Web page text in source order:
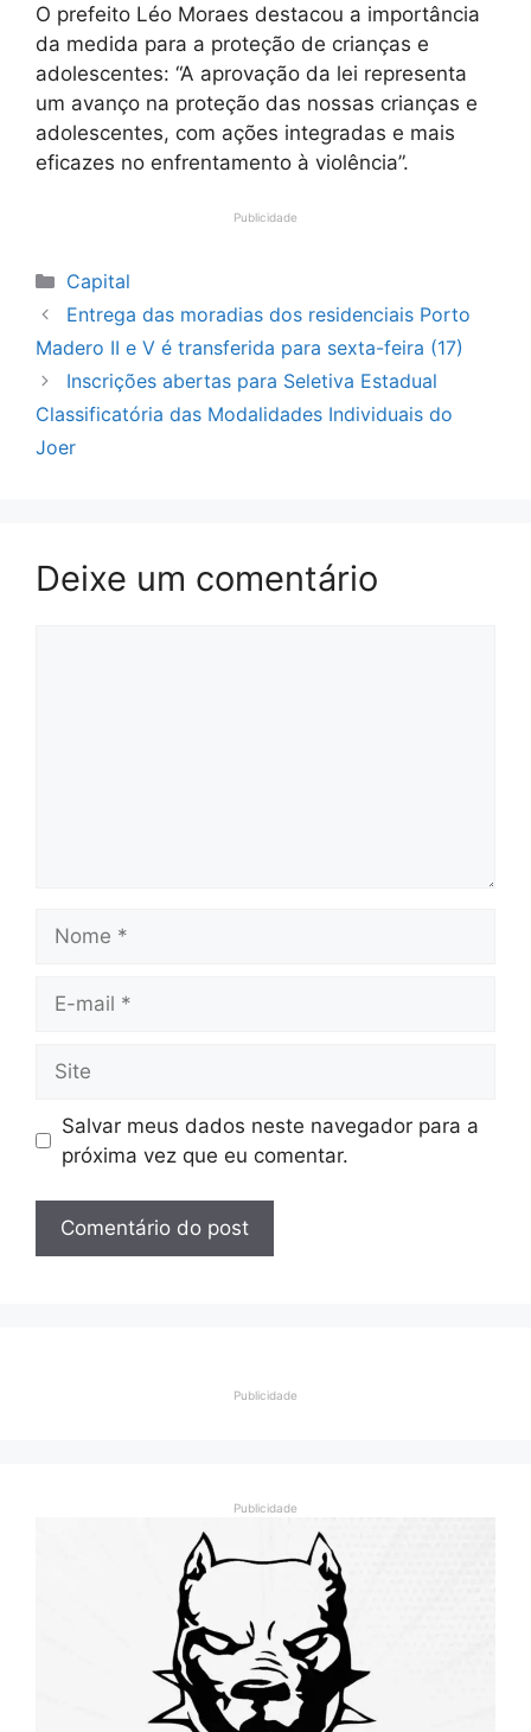
O prefeito Léo Moraes destacou a importância
da medida para a proteção de crianças e
adolescentes: “A aprovação da lei representa
um avanço na proteção das nossas crianças e
adolescentes, com ações integradas e mais
eficazes no enfrentamento à violência”.
Publicidade
Categorias
Capital
Entrega das moradias dos residenciais Porto
Madero II e V é transferida para sexta-feira (17)
Inscrições abertas para Seletiva Estadual
Classificatória das Modalidades Individuais do
Joer
Deixe um comentário
mail
Salvar meus dados neste navegador para a
próxima vez que eu comentar.
Publicidade
Publicidade